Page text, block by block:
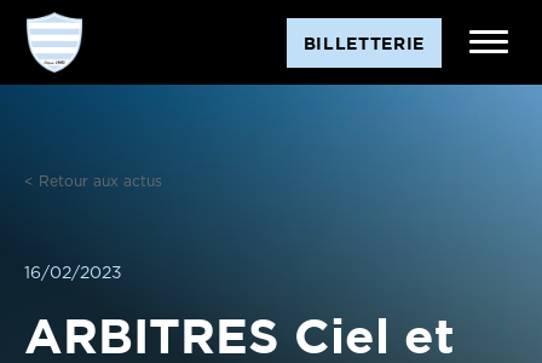
Aller
contenu
BILLETTERIE
< Retour aux actus
16/02/2023
ARBITRES Ciel et